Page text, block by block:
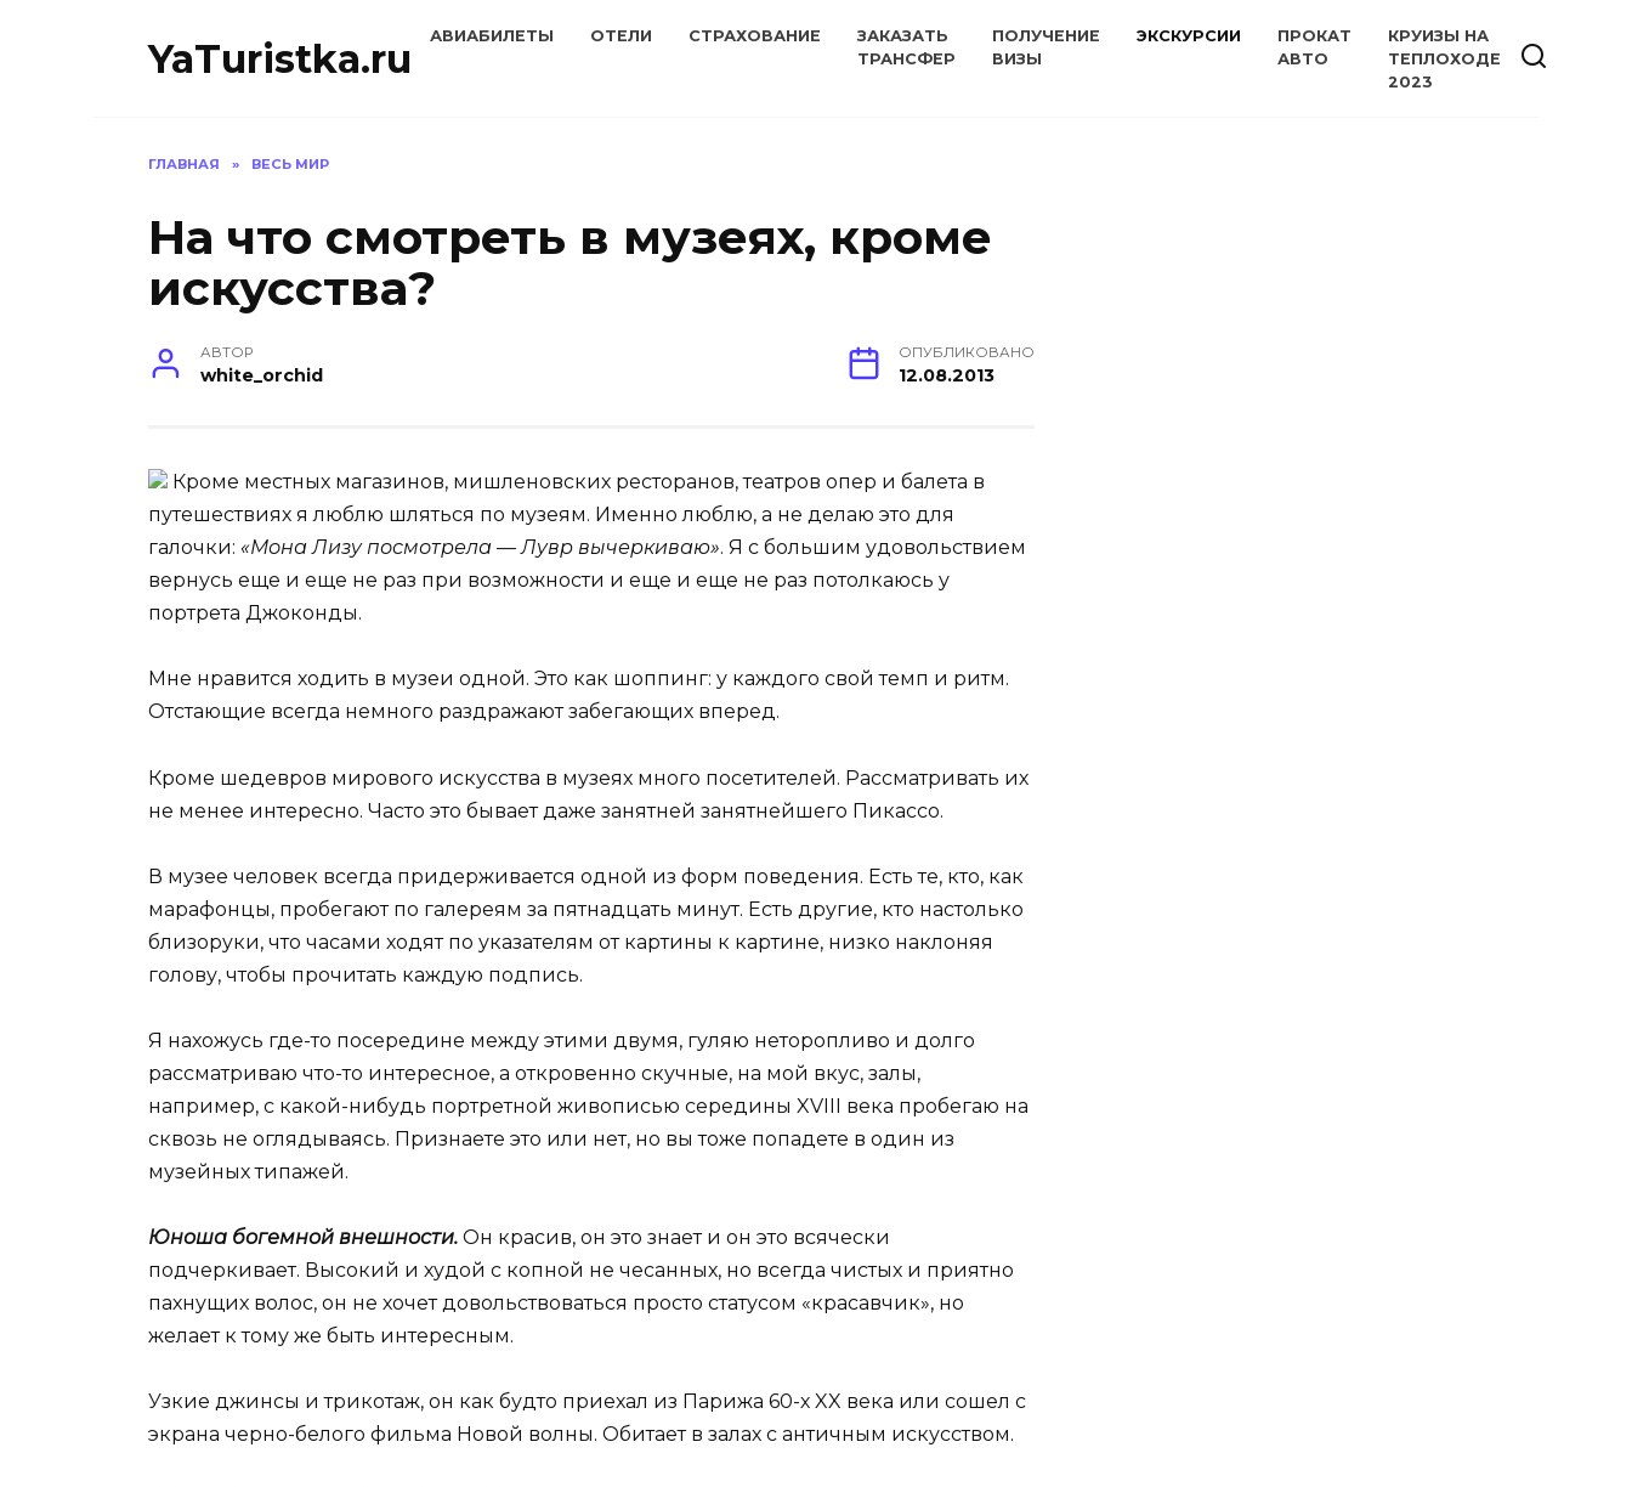
YaTuristka.ru АВИАБИЛЕТЫ ОТЕЛИ СТРАХОВАНИЕ
ЗАКАЗАТЬ
ТРАНСФЕР
ПОЛУЧЕНИЕ
ВИЗЫ
ЭКСКУРСИИ
ПРОКАТ
АВТО
КРУИЗЫ НА
ТЕПЛОХОДЕ
2023
ГЛАВНАЯ » ВЕСЬ МИР
На что смотреть в музеях, кроме
искусства?
АВТОР
white_orchid
ОПУБЛИКОВАНО
12.08.2013
Кроме местных магазинов, мишленовских ресторанов, театров опер и балета в
путешествиях я люблю шляться по музеям. Именно люблю, а не делаю это для
галочки: «Мона Лизу посмотрела — Лувр вычеркиваю». Я с большим удовольствием
вернусь еще и еще не раз при возможности и еще и еще не раз потолкаюсь у
портрета Джоконды.
Мне нравится ходить в музеи одной. Это как шоппинг: у каждого свой темп и ритм.
Отстающие всегда немного раздражают забегающих вперед.
Кроме шедевров мирового искусства в музеях много посетителей. Рассматривать их
не менее интересно. Часто это бывает даже занятней занятнейшего Пикассо.
В музее человек всегда придерживается одной из форм поведения. Есть те, кто, как
марафонцы, пробегают по галереям за пятнадцать минут. Есть другие, кто настолько
близоруки, что часами ходят по указателям от картины к картине, низко наклоняя
голову, чтобы прочитать каждую подпись.
Я нахожусь где-то посередине между этими двумя, гуляю неторопливо и долго
рассматриваю что-то интересное, а откровенно скучные, на мой вкус, залы,
например, с какой-нибудь портретной живописью середины XVIII века пробегаю на
сквозь не оглядываясь. Признаете это или нет, но вы тоже попадете в один из
музейных типажей.
Юноша богемной внешности. Он красив, он это знает и он это всячески
подчеркивает. Высокий и худой с копной не чесанных, но всегда чистых и приятно
пахнущих волос, он не хочет довольствоваться просто статусом «красавчик», но
желает к тому же быть интересным.
Узкие джинсы и трикотаж, он как будто приехал из Парижа 60-х XX века или сошел с
экрана черно-белого фильма Новой волны. Обитает в залах с античным искусством.